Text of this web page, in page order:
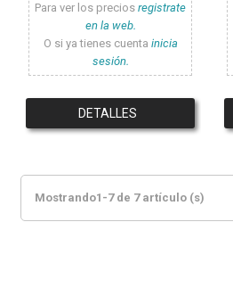
Para ver los preciosregistrate
en la web.
O si ya tienes cuenta inicia
sesión.
DETALLES
Mostrando1-7 de 7 artículo (s)